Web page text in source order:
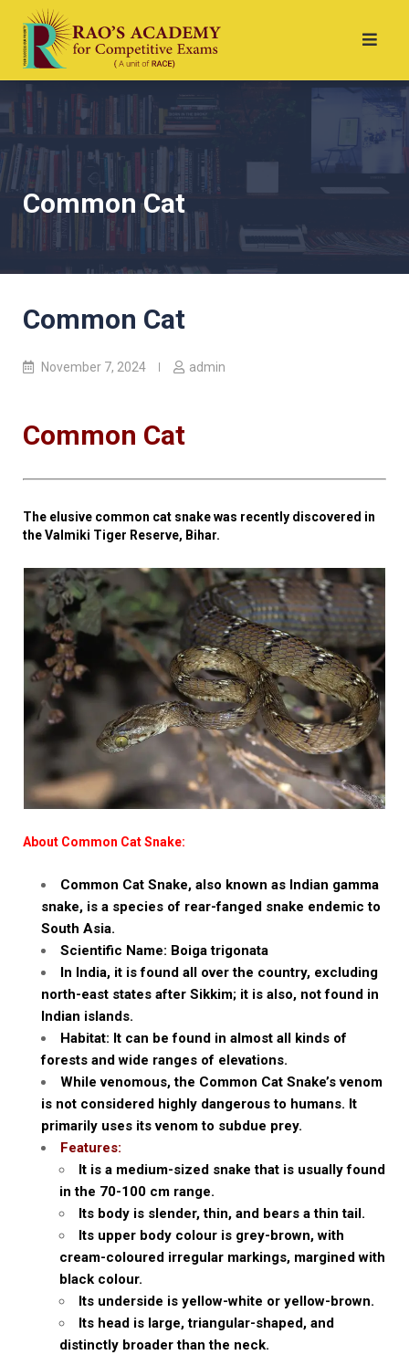
Common Cat
Common Cat
November 7, 2024 admin
Common Cat
The elusive common cat snake was recently discovered in
the Valmiki Tiger Reserve, Bihar.
About Common Cat Snake:
Common Cat Snake, also known as Indian gamma
snake, is a species of rear-fanged snake endemic to
South Asia.
Scientific Name: Boiga trigonata
In India, it is found all over the country, excluding
north-east states after Sikkim; it is also, not found in
Indian islands.
Habitat: It can be found in almost all kinds of
forests and wide ranges of elevations.
While venomous, the Common Cat Snake’s venom
is not considered highly dangerous to humans. It
primarily uses its venom to subdue prey.
Features:
It is a medium-sized snake that is usually found
in the 70-100 cm range.
Its body is slender, thin, and bears a thin tail.
Its upper body colour is grey-brown, with
cream-coloured irregular markings, margined with
black colour.
Its underside is yellow-white or yellow-brown.
Its head is large, triangular-shaped, and
distinctly broader than the neck.